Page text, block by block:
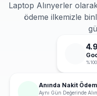
Laptop Alınyerler
ödeme ilkemizle
4.9
Anında Nakit
Aynı Gün Değerinde